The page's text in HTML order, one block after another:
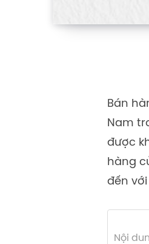
Bán
Nam
được
hàng
đến
Nội